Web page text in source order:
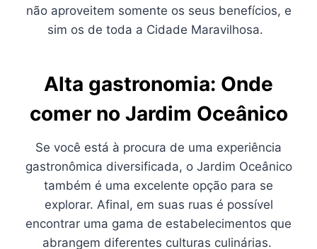
não aproveitem somente os seus benefícios, e
sim os de toda a Cidade Maravilhosa.
Alta gastronomia: Onde
comer no Jardim Oceânico
Se você está à procura de uma experiência
gastronômica diversificada, o Jardim Oceânico
também é uma excelente opção para se
explorar. Afinal, em suas ruas é possível
encontrar uma gama de estabelecimentos que
abrangem diferentes culturas culinárias.